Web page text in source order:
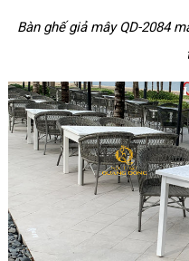
Bàn ghế giả mây QD-2084